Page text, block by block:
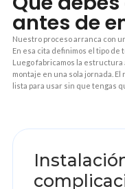
antes de
Nuestro proceso arranca con
En esa cita definimos el tipo de
Luego fabricamos la
montaje en una sola jornada.
lista para usar sin que tengas